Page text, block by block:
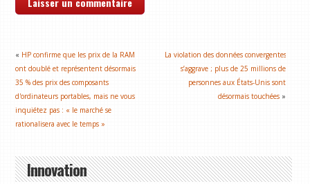
« HP confirme que les prix de la RAM
ont doublé et représentent désormais
35 % des prix des composants
d'ordinateurs portables, mais ne vous
inquiétez pas : « le marché se
rationalisera avec le temps »
La violation des données convergentes
s’aggrave ; plus de 25 millions de
personnes aux États-Unis sont
désormais touchées »
Innovation